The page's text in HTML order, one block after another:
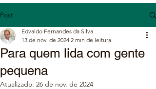
Post
Para quem lida com gente
pequena
Edvaldo Fernandes da Silva
13 de nov. de 2024 2 min de leitura
Atualizado: 26 de nov. de 2024